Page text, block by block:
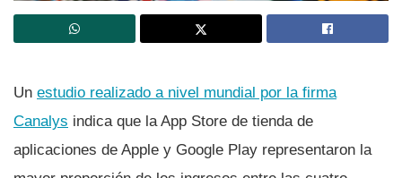
Un estudio realizado a nivel mundial por la firma
Canalys indica que la App Store de tienda de
aplicaciones de Apple y Google Play representaron la